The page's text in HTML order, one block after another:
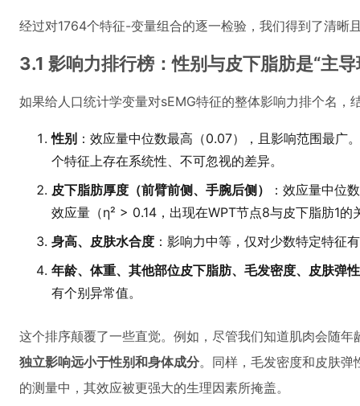
经过对1764个特征-变量组合的逐一检验，我们得到了清晰
3.1 影响力排行榜：性别与皮下脂肪是“主导
如果给人口统计学变量对sEMG特征的整体影响力排个名，
性别 ：效应量中位数最高（0.07），且影响范围最广
个特征上存在系统性、不可忽视的差异。
皮下脂肪厚度（前臂前侧、手腕后侧）
：效应量中位
效应量（η² > 0.14，出现在WPT节点8与皮下脂肪1的
身高、皮肤水合度 ：影响力中等，仅对少数特定特征
年龄、体重、其他部位皮下脂肪、毛发密度、皮肤弹性
有个别异常值。
这个排序颠覆了一些直觉。例如，尽管我们知道肌肉会随
独立影响远小于性别和身体成分。同样，毛发密度和皮肤
的测量中，其效应被更强大的生理因素所掩盖。